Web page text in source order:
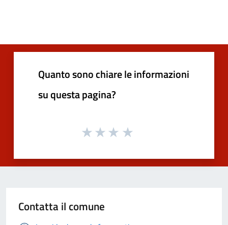
Quanto sono chiare le informazioni
su questa pagina?
Contatta il comune